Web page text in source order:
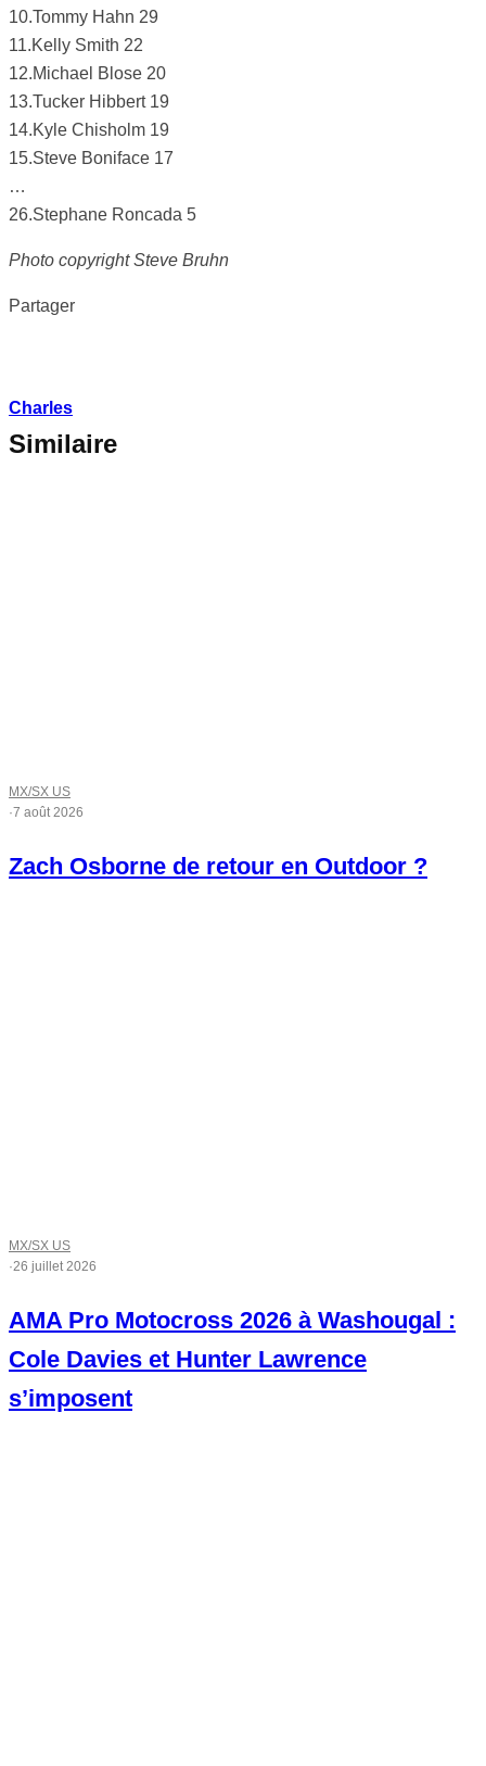
10.Tommy Hahn 29
11.Kelly Smith 22
12.Michael Blose 20
13.Tucker Hibbert 19
14.Kyle Chisholm 19
15.Steve Boniface 17
…
26.Stephane Roncada 5
Photo copyright Steve Bruhn
Partager
Charles
Similaire
MX/SX US
·7 août 2026
Zach Osborne de retour en Outdoor ?
MX/SX US
·26 juillet 2026
AMA Pro Motocross 2026 à Washougal :
Cole Davies et Hunter Lawrence
s’imposent